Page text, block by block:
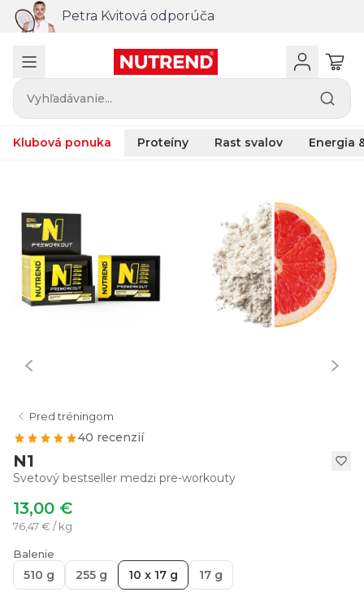
Petra Kvitová odporúča
Vyhľadávanie...
Klubová ponuka Proteíny Rast svalov Energia
Pred tréningom
40 recenzií
N1
Svetový bestseller medzi pre-workouty
13,00 €
76,47 € / kg
Balenie
510 g 255 g 10 x 17 g 17 g